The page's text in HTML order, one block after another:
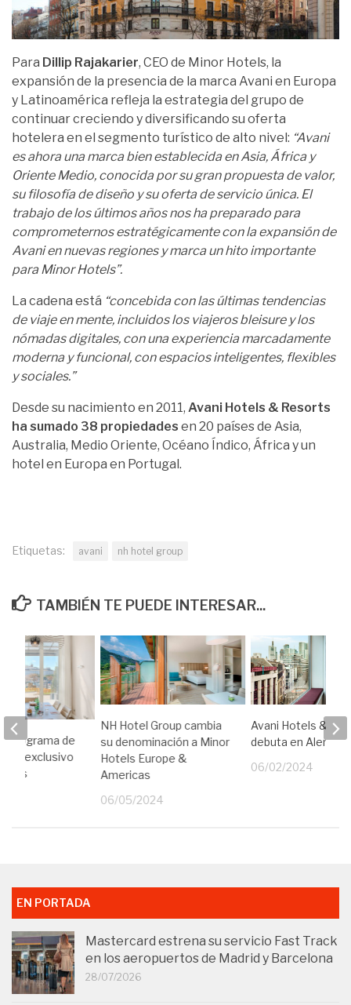
Para Dillip Rajakarier, CEO de Minor Hotels, la
expansión de la presencia de la marca Avani en Europa
y Latinoamérica refleja la estrategia del grupo de
continuar creciendo y diversificando su oferta
hotelera en el segmento turístico de alto nivel: “Avani
es ahora una marca bien establecida en Asia, África y
Oriente Medio, conocida por su gran propuesta de valor,
su filosofía de diseño y su oferta de servicio única. El
trabajo de los últimos años nos ha preparado para
comprometernos estratégicamente con la expansión de
Avani en nuevas regiones y marca un hito importante
para Minor Hotels”.
La cadena está “concebida con las últimas tendencias
de viaje en mente, incluidos los viajeros bleisure y los
nómadas digitales, con una experiencia marcadamente
moderna y funcional, con espacios inteligentes, flexibles
y sociales.”
Desde su nacimiento en 2011, Avani Hotels & Resorts
ha sumado 38 propiedades en 20 países de Asia,
Australia, Medio Oriente, Océano Índico, África y un
hotel en Europa en Portugal.
Etiquetas: avani nh hotel group
TAMBIÉN TE PUEDE INTERESAR...
NH Hotel Group cambia
su denominación a Minor
Hotels Europe &
Americas
06/05/2024
Avani Hotels &
debuta en
06/02/2024
programa de
exclusivo
EN PORTADA
Mastercard estrena su servicio Fast Track
en los aeropuertos de Madrid y Barcelona
28/07/2026